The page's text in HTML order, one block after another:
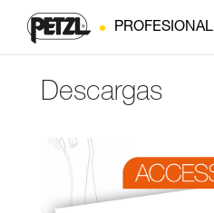
PROFESIONAL
Descargas